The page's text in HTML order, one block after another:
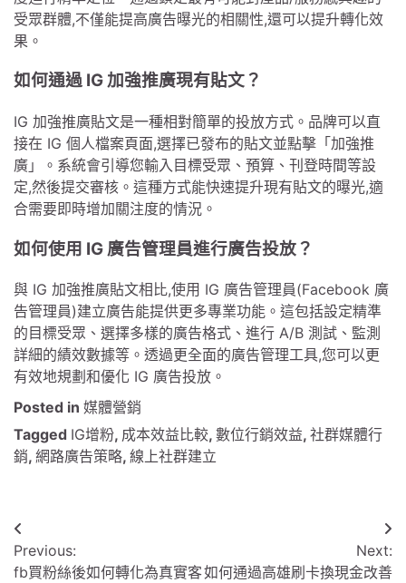
受眾群體,不僅能提高廣告曝光的相關性,還可以提升轉化效
果。
如何通過 IG 加強推廣現有貼文？
IG 加強推廣貼文是一種相對簡單的投放方式。品牌可以直
接在 IG 個人檔案頁面,選擇已發布的貼文並點擊「加強推
廣」。系統會引導您輸入目標受眾、預算、刊登時間等設
定,然後提交審核。這種方式能快速提升現有貼文的曝光,適
合需要即時增加關注度的情況。
如何使用 IG 廣告管理員進行廣告投放？
與 IG 加強推廣貼文相比,使用 IG 廣告管理員(Facebook 廣
告管理員)建立廣告能提供更多專業功能。這包括設定精準
的目標受眾、選擇多樣的廣告格式、進行 A/B 測試、監測
詳細的績效數據等。透過更全面的廣告管理工具,您可以更
有效地規劃和優化 IG 廣告投放。
Posted in 媒體營銷
Tagged IG增粉, 成本效益比較, 數位行銷效益, 社群媒體行
銷, 網路廣告策略, 線上社群建立
文
章
Previous:
fb買粉絲後如何轉化為真實客
Next:
如何通過高雄刷卡換現金改善